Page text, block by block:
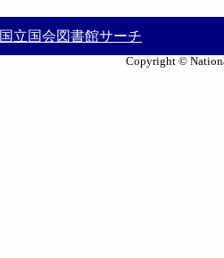
国立国会図書館サーチ
Copyright ©